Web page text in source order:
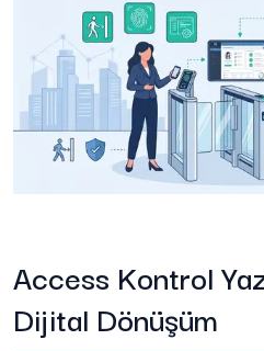
Access Kontrol
Dijital Dönüşüm